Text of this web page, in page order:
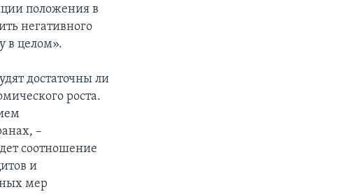
положения в
негативного
в целом».
достаточны ли
роста.
–
соотношение
и
мер